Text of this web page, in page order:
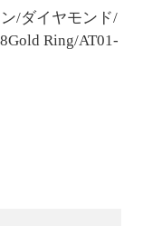
/ダイヤモンド/
Ring/AT01-